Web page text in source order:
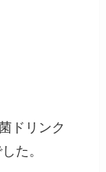
ドリンク
た。